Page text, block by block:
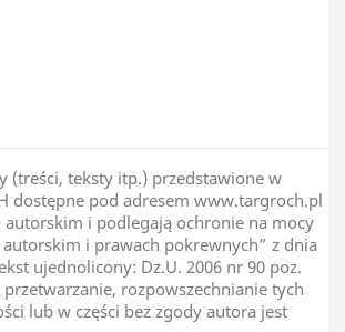
(treści, teksty itp.) przedstawione w
dostępne pod adresem www.targroch.pl
autorskim i podlegają ochronie na mocy
i prawach pokrewnych” z dnia
ujednolicony: Dz.U. 2006 nr 90 poz.
rozpowszechnianie tych
lub w części bez zgody autora jest